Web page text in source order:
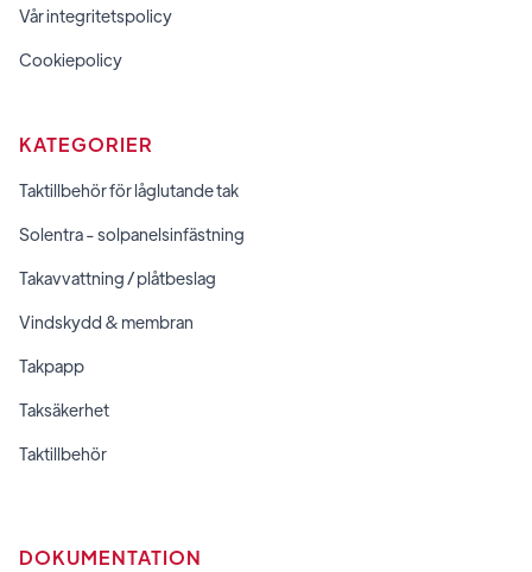
Vår integritetspolicy
Cookiepolicy
KATEGORIER
Taktillbehör för låglutande tak
Solentra - solpanelsinfästning
Takavvattning / plåtbeslag
Vindskydd & membran
Takpapp
Taksäkerhet
Taktillbehör
DOKUMENTATION